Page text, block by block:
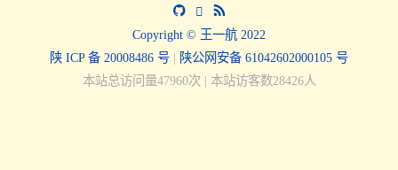
Copyright © 王一航 2022
陕 ICP 备 20008486 号 | 陕公网安备 61042602000105 号
本站总访问量47960次 | 本站访客数28426人